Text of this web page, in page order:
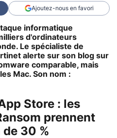
Ajoutez-nous en favori
informatique
d'ordinateurs
Le spécialiste de
alerte sur son blog sur
comparable, mais
Mac. Son nom :
Store : les
prennent
30 %